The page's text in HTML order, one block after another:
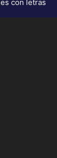
con letras